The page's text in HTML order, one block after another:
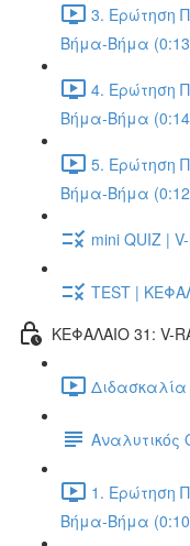
3. Ερώτηση
Βήμα-Βήμα
4. Ερώτηση
Βήμα-Βήμα
5. Ερώτηση
Βήμα-Βήμα
mini QUIZ |
TEST |
ΚΕΦΑΛΑΙΟ 31: V-
Διδασκαλία
1. Ερώτηση
Βήμα-Βήμα